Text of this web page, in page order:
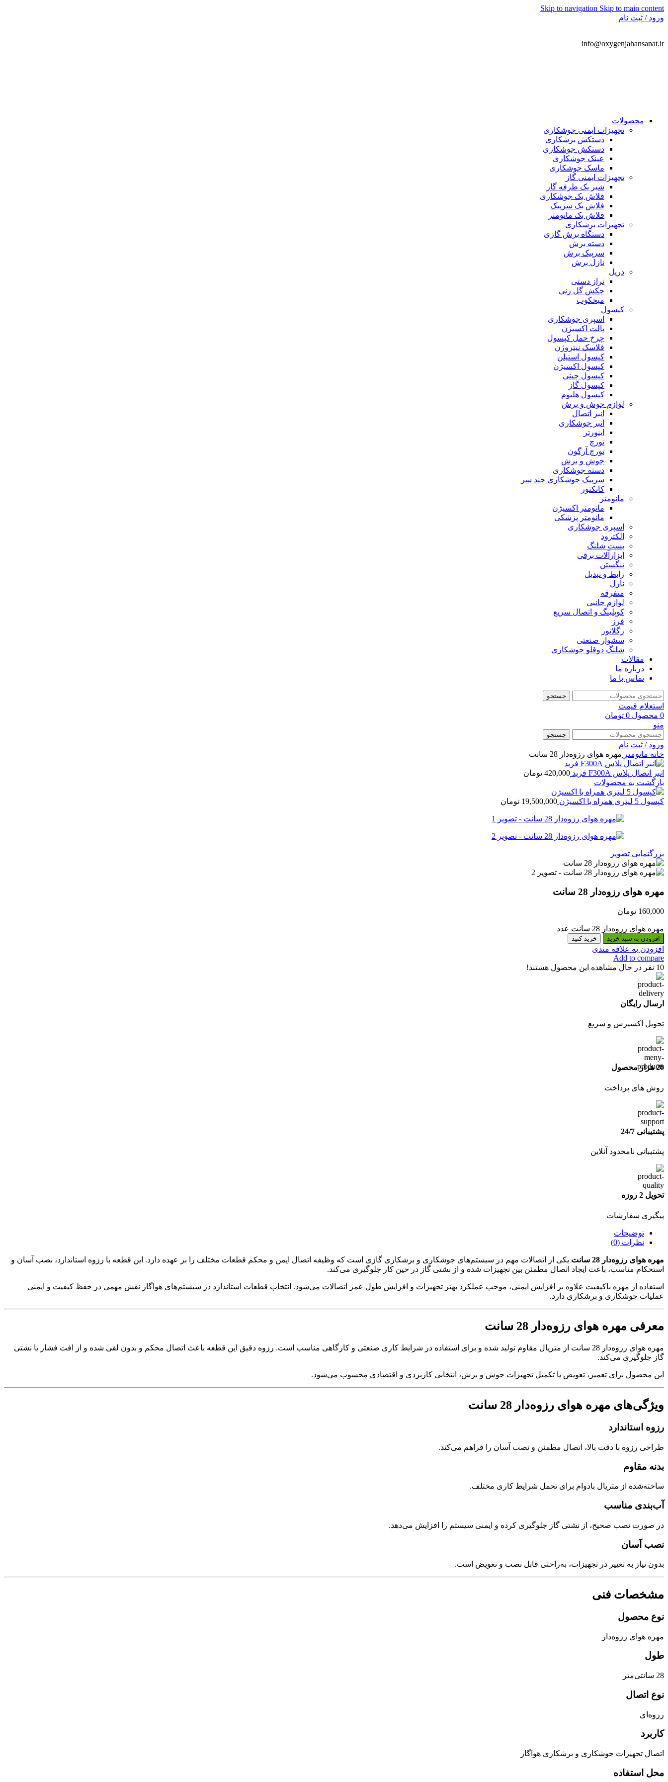
Skip to navigation Skip to main content
ورود / ثبت نام
info@oxygenjahansanat.ir
محصولات
تجهیزات ایمنی جوشکاری
دستکش برشکاری
دستکش جوشکاری
عینک جوشکاری
ماسک جوشکاری
تجهیزات ایمنی گاز
شیر یک طرفه گاز
فلاش بک جوشکاری
فلاش بک سرپیک
فلاش بک مانومتر
تجهیزات برشکاری
دستگاه برش گازی
دسته برش
سرپیک برش
نازل برش
دریل
تراز دستی
چکش گل زنی
میخکوب
کپسول
اسپری جوشکاری
پالت اکسیژن
چرخ حمل کپسول
فلاسک نیتروژن
کپسول استیلن
کپسول اکسیژن
کپسول چینی
کپسول گاز
کپسول هلیوم
لوازم جوش و برش
انبر اتصال
انبر جوشکاری
اینورتر
تورچ
تورچ آرگون
جوش و برش
دسته جوشکاری
سرپیک جوشکاری چند سر
کانکتور
مانومتر
مانومتر اکسیژن
مانومتر پزشکی
اسپری جوشکاری
الکترود
بست شلنگ
ابزارآلات برقی
تنگستن
رابط و تبدیل
نازل
متفرقه
لوازم جانبی
کوپلینگ و اتصال سریع
فرز
رگلاتور
سشوار صنعتی
شلنگ دوقلو جوشکاری
مقالات
درباره ما
تماس با ما
جستجو
استعلام قیمت
0 محصول 0 تومان
منو
جستجو
ورود / ثبت نام
خانه مانومتر مهره هوای رزوه‌دار 28 سانت
انبر اتصال پلاس F300A فرید 420,000 تومان
بازگشت به محصولات
کپسول 5 لیتری همراه با اکسیژن 19,500,000 تومان
بزرگنمایی تصویر
مهره هوای رزوه‌دار 28 سانت
160,000 تومان
مهره هوای رزوه‌دار 28 سانت عدد
افزودن به سبد خرید خرید کنید
افزودن به علاقه مندی
Add to compare
10 نفر در حال مشاهده این محصول هستند!
ارسال رایگان
تحویل اکسپرس و سریع
20 هزار محصول
روش های پرداخت
پشتیبانی 24/7
پشتیبانی نامحدود آنلاین
تحویل 2 روزه
پیگیری سفارشات
توضیحات
نظرات (0)
مهره هوای رزوه‌دار 28 سانت
یکی از اتصالات مهم در سیستم‌های جوشکاری و برشکاری گازی است که وظیفه اتصال ایمن و محکم قطعات مختلف را بر عهده دارد. این قطعه با رزوه استاندارد، نصب آسان و
استحکام مناسب، باعث ایجاد اتصال مطمئن بین تجهیزات شده و از نشتی گاز در حین کار جلوگیری می‌کند.
استفاده از مهره باکیفیت علاوه بر افزایش ایمنی، موجب عملکرد بهتر تجهیزات و افزایش طول عمر اتصالات می‌شود. انتخاب قطعات استاندارد در سیستم‌های هواگاز نقش مهمی در حفظ کیفیت و ایمنی
عملیات جوشکاری و برشکاری دارد.
معرفی مهره هوای رزوه‌دار 28 سانت
مهره هوای رزوه‌دار 28 سانت از متریال مقاوم تولید شده و برای استفاده در شرایط کاری صنعتی و کارگاهی مناسب است. رزوه دقیق این قطعه باعث اتصال محکم و بدون لقی شده و از افت فشار یا نشتی
گاز جلوگیری می‌کند.
این محصول برای تعمیر، تعویض یا تکمیل تجهیزات جوش و برش، انتخابی کاربردی و اقتصادی محسوب می‌شود.
ویژگی‌های مهره هوای رزوه‌دار 28 سانت
رزوه استاندارد
طراحی رزوه با دقت بالا، اتصال مطمئن و نصب آسان را فراهم می‌کند.
بدنه مقاوم
ساخته‌شده از متریال بادوام برای تحمل شرایط کاری مختلف.
آب‌بندی مناسب
در صورت نصب صحیح، از نشتی گاز جلوگیری کرده و ایمنی سیستم را افزایش می‌دهد.
نصب آسان
بدون نیاز به تغییر در تجهیزات، به‌راحتی قابل نصب و تعویض است.
مشخصات فنی
نوع محصول
مهره هوای رزوه‌دار
طول
28 سانتی‌متر
نوع اتصال
رزوه‌ای
کاربرد
اتصال تجهیزات جوشکاری و برشکاری هواگاز
محل استفاده